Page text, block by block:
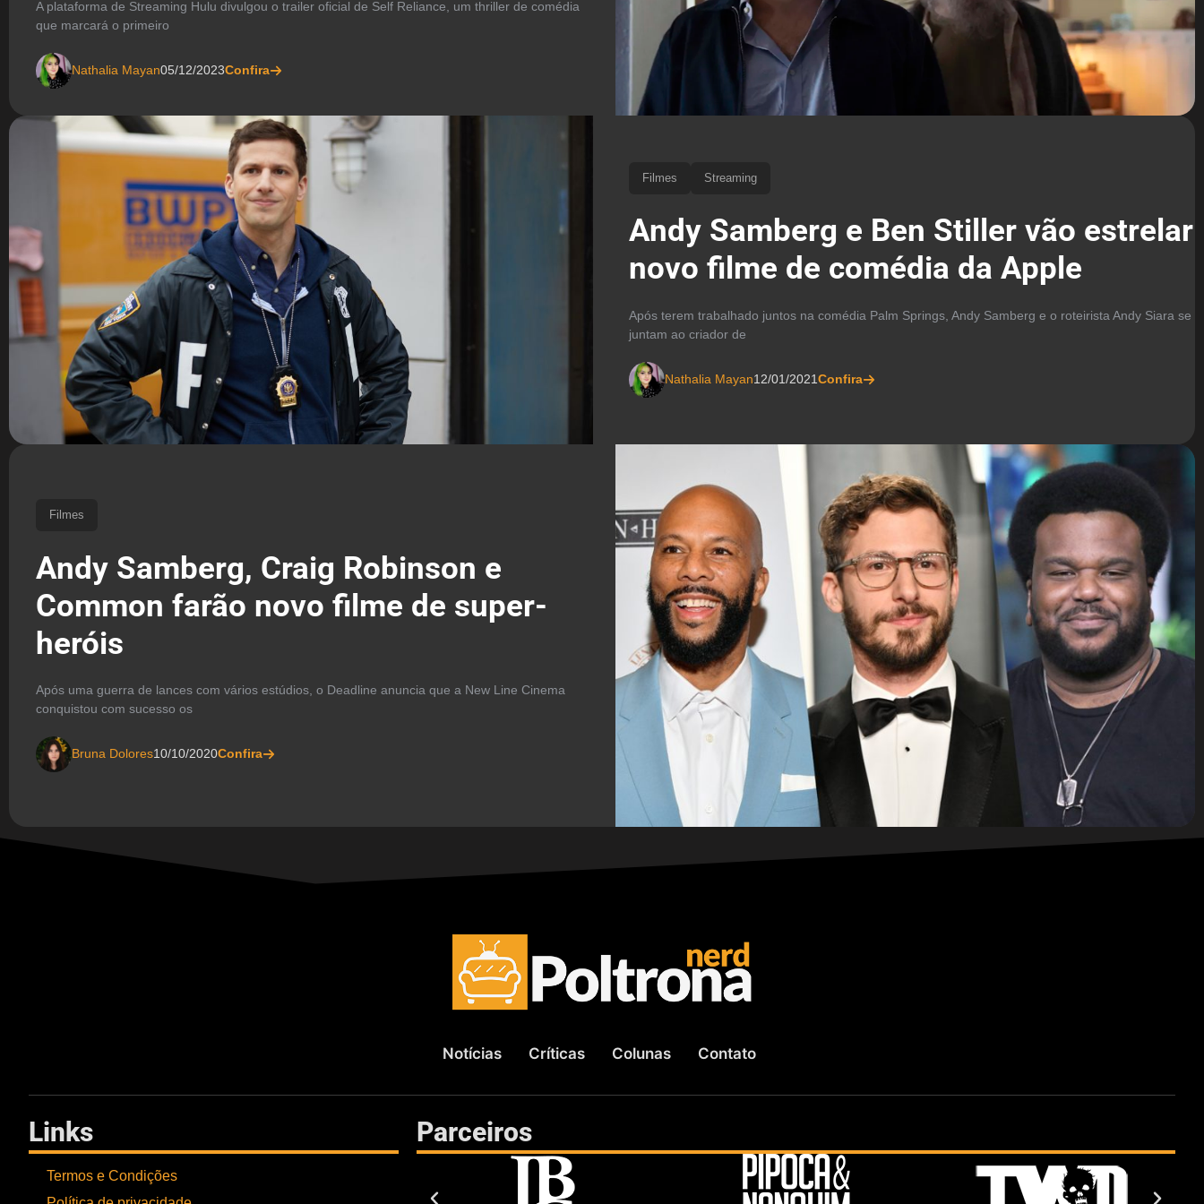
A plataforma de Streaming Hulu divulgou o trailer oficial de Self Reliance, um thriller de comédia
que marcará o primeiro
Nathalia Mayan05/12/2023Confira
Filmes Streaming
Andy Samberg e Ben Stiller vão estrelar
novo filme de comédia da Apple
Após terem trabalhado juntos na comédia Palm Springs, Andy Samberg e o roteirista Andy Siara se
juntam ao criador de
Nathalia Mayan12/01/2021Confira
Filmes
Andy Samberg, Craig Robinson e
Common farão novo filme de super-
heróis
Após uma guerra de lances com vários estúdios, o Deadline anuncia que a New Line Cinema
conquistou com sucesso os
Bruna Dolores10/10/2020Confira
Notícias Críticas Colunas Contato
Links
Termos e Condições
Parceiros